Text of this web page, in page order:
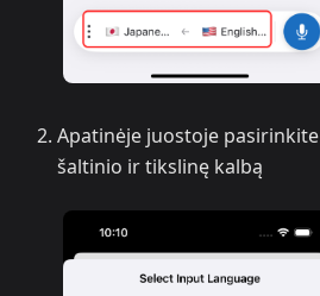
Apatinėje juostoje pasirinkite
šaltinio ir tikslinę kalbą